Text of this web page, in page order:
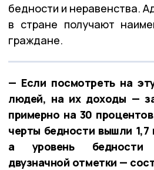
бедности и неравенства.
в стране получают
граждане.
— Если посмотреть на
людей, на их доходы —
примерно на 30
черты бедности вышли 1,7
а уровень бедности
двузначной отметки —